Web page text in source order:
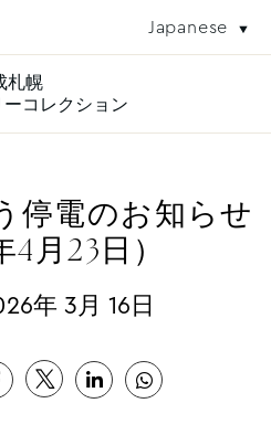
Japanese
札幌
コレクション
停電のお知らせ
4月23日）
年 3月 16日